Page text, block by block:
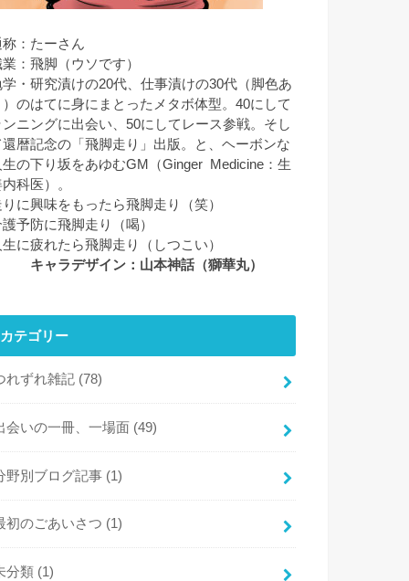
称：たーさん
：飛脚（ウソです）
学・研究漬けの20代、仕事漬けの30代（脚色あ
）のはてに身にまとったメタボ体型。40にして
ンニングに出会い、50にしてレース参戦。そし
還暦記念の「飛脚走り」出版。と、ヘーボンな
生の下り坂をあゆむGM（Ginger Medicine：生
科医）。
に興味をもったら飛脚走り（笑）
予防に飛脚走り（喝）
に疲れたら飛脚走り（しつこい）
ャラデザイン：山本神話（獅華丸）
カテゴリー
れずれ雑記 (78)
会いの一冊、一場面 (49)
野別ブログ記事 (1)
初のごあいさつ (1)
分類 (1)